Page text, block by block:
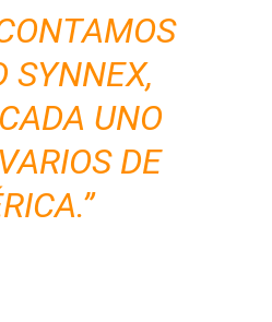
SYNNEX,
UNO
DE